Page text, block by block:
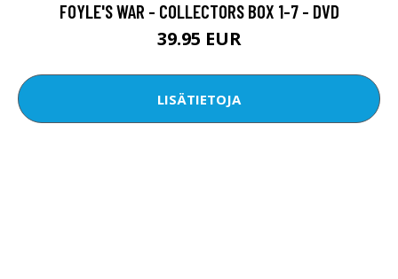
FOYLE'S WAR - COLLECTORS BOX 1-7 - DVD
39.95 EUR
LISÄTIETOJA